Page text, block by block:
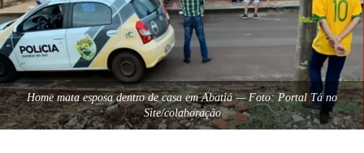
Home mata esposa dentro de casa em Abatiá — Foto: Portal Tá no
Site/colaboração